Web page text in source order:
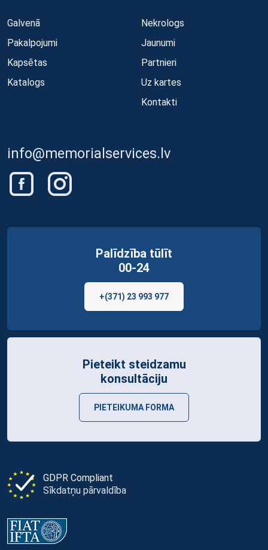
Galvenā
Pakalpojumi
Kapsētas
Katalogs
Nekrologs
Jaunumi
Partnieri
Uz kartes
Kontakti
info@memorialservices.lv
GDPR Compliant
Sīkdatņu pārvaldība
Palīdzība tūlīt
00-24
+(371) 23 993 977
Pieteikt steidzamu
konsultāciju
PIETEIKUMA FORMA